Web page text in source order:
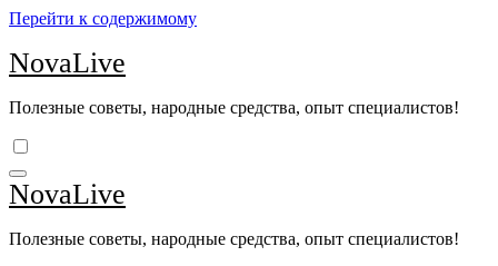
Перейти к содержимому
NovaLive
Полезные советы, народные средства, опыт специалистов!
NovaLive
Полезные советы, народные средства, опыт специалистов!